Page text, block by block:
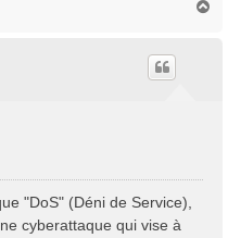
"DoS" (Déni de Service),
cyberattaque qui vise à